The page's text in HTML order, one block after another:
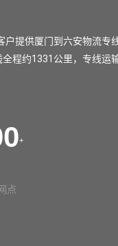
户提供厦门到六安物流专
程约1331公里，专线运
+
点